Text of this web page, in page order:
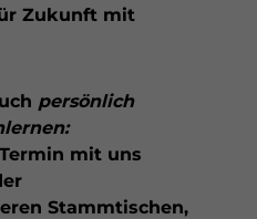
Zukunft mit
persönlich
mit uns
Stammtischen,